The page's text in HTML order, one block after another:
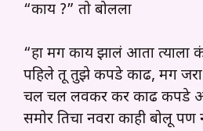
“काय ?” तो बोलला
“हा मग काय झालं आता त्याला
पहिले तू तुझे कपडे काढ, मग
चल चल लवकर कर काढ कपडे
समोर तिचा नवरा काही बोलू